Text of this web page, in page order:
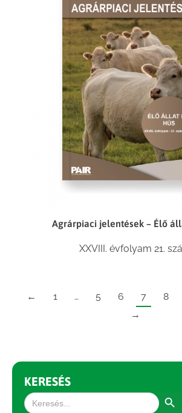
Agrárpiaci jelentések – Élő
XXVIII. évfolyam 21.
← 1 … 5 6 7 8
→
KERESÉS
Search
for: